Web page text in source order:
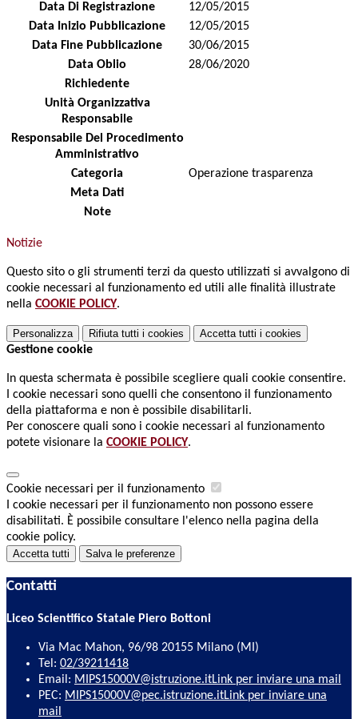
Data Di Registrazione
12/05/2015
Data Inizio Pubblicazione
12/05/2015
Data Fine Pubblicazione
30/06/2015
Data Oblio
28/06/2020
Richiedente
Unità Organizzativa
Responsabile
Responsabile Del Procedimento
Amministrativo
Categoria
Operazione trasparenza
Meta Dati
Note
Notizie
Questo sito o gli strumenti terzi da questo utilizzati si avvalgono di
cookie necessari al funzionamento ed utili alle finalità illustrate
nella COOKIE POLICY.
Personalizza Rifiuta tutti i cookies Accetta tutti i cookies
Gestione cookie
In questa schermata è possibile scegliere quali cookie consentire.
I cookie necessari sono quelli che consentono il funzionamento
della piattaforma e non è possibile disabilitarli.
Per conoscere quali sono i cookie necessari al funzionamento
potete visionare la COOKIE POLICY.
Cookie necessari per il funzionamento
I cookie necessari per il funzionamento non possono essere
disabilitati. È possibile consultare l'elenco nella pagina della
cookie policy.
Accetta tutti Salva le preferenze
Contatti
Liceo Scientifico Statale Piero Bottoni
Via Mac Mahon, 96/98 20155 Milano (MI)
Tel: 02/39211418
Email: MIPS15000V@istruzione.itLink per inviare una mail
PEC: MIPS15000V@pec.istruzione.itLink per inviare una
mail